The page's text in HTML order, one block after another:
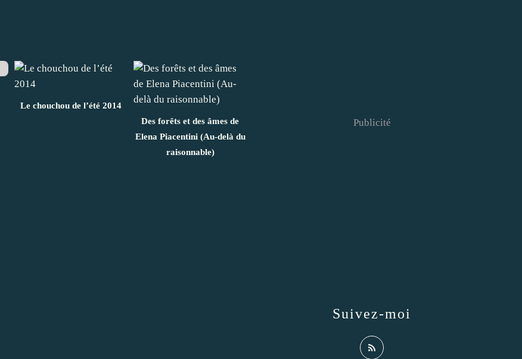
Le chouchou de l’été 2014
Des forêts et des âmes de
Elena Piacentini (Au-delà du
raisonnable)
Suivez-moi
Publicité